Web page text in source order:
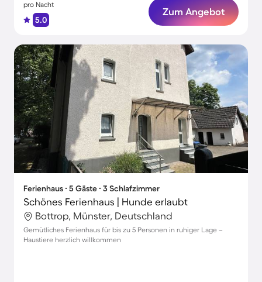
pro Nacht
5.0
Zum Angebot
Ferienhaus ∙ 5 Gäste ∙ 3 Schlafzimmer
Schönes Ferienhaus | Hunde erlaubt
Bottrop, Münster, Deutschland
Gemütliches Ferienhaus für bis zu 5 Personen in ruhiger Lage –
Haustiere herzlich willkommen